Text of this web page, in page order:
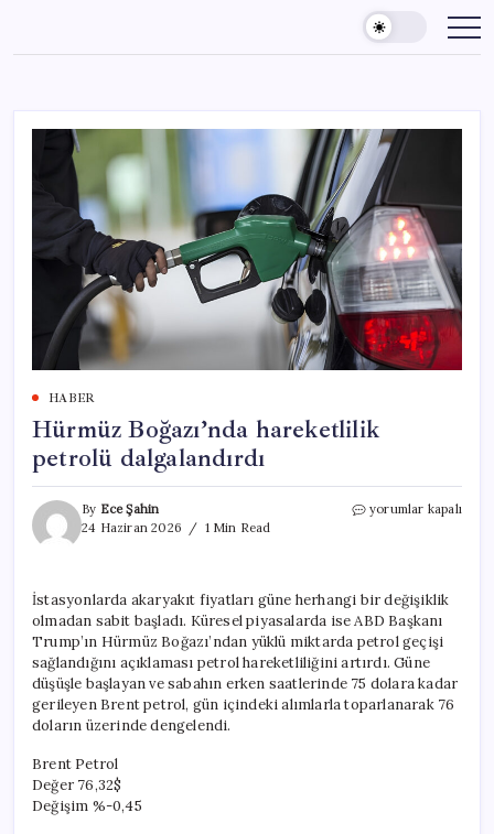
content
HABER
Hürmüz Boğazı’nda hareketlilik
petrolü dalgalandırdı
By Ece Şahin
24 Haziran 2026
1 Min Read
Hürmüz
için
yorumlar kapalı
İstasyonlarda akaryakıt fiyatları güne herhangi bir değişiklik
olmadan sabit başladı. Küresel piyasalarda ise ABD Başkanı
Trump’ın Hürmüz Boğazı’ndan yüklü miktarda petrol geçişi
sağlandığını açıklaması petrol hareketliliğini artırdı. Güne
düşüşle başlayan ve sabahın erken saatlerinde 75 dolara kadar
gerileyen Brent petrol, gün içindeki alımlarla toparlanarak 76
doların üzerinde dengelendi.
Brent Petrol
Değer 76,32$
Değişim %-0,45